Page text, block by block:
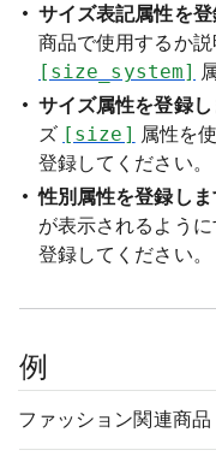
サイズ表記属性を登
商品で使用するか
[size_system]
サイズ属性を登録し
ズ [size] 属性を
登録してください。
性別属性を登録しま
が表示されるよう
登録してください。
例
ファッション関連商品